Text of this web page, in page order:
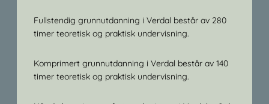
Fullstendig grunnutdanning i Verdal består av 280
timer teoretisk og praktisk undervisning.
Komprimert grunnutdanning i Verdal består av 140
timer teoretisk og praktisk undervisning.